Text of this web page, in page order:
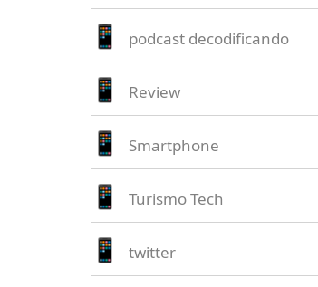
podcast decodificando
Review
Smartphone
Turismo Tech
twitter